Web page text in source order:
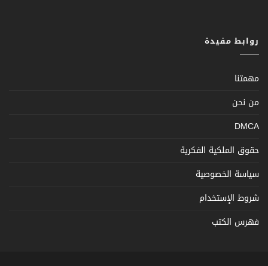
روابط مفيدة
مهمتنا
من نحن
DMCA
حقوق الملكية الفكرية
سياسة الخصوصية
شروط الإستخدام
فهرس الكتب